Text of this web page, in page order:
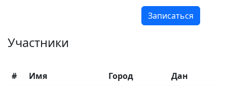
Записаться
Участники
# Имя Город
Дан